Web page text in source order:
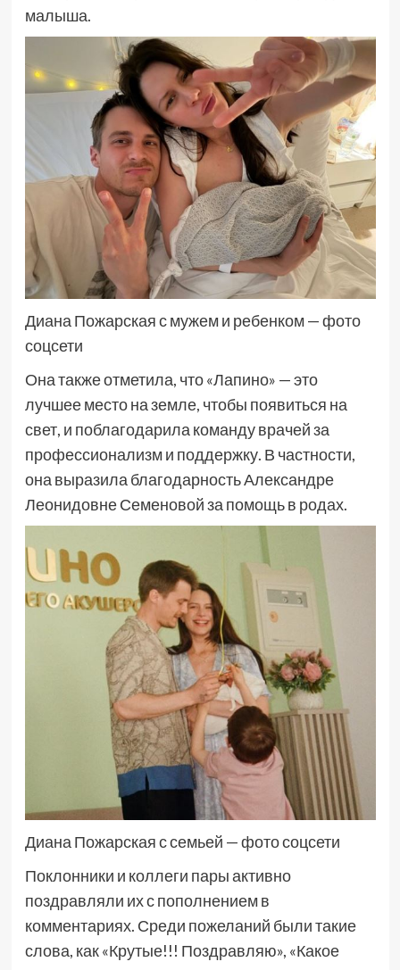
малыша.
Диана Пожарская с мужем и ребенком — фото
соцсети
Она также отметила, что «Лапино» — это
лучшее место на земле, чтобы появиться на
свет, и поблагодарила команду врачей за
профессионализм и поддержку. В частности,
она выразила благодарность Александре
Леонидовне Семеновой за помощь в родах.
Диана Пожарская с семьей — фото соцсети
Поклонники и коллеги пары активно
поздравляли их с пополнением в
комментариях. Среди пожеланий были такие
слова, как «Крутые!!! Поздравляю», «Какое